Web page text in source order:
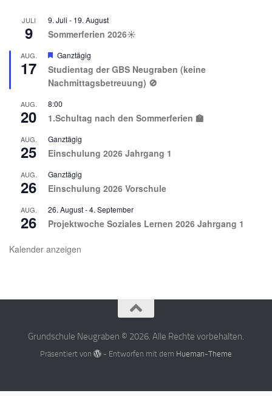
JULI
9
9. Juli - 19. August
Sommerferien 2026☀️
AUG.
17
Hervorgehoben
Ganztägig
Studientag der GBS Neugraben (keine
Nachmittagsbetreuung) 🚫
AUG.
20
8:00
1.Schultag nach den Sommerferien 🏫
AUG.
25
Ganztägig
Einschulung 2026 Jahrgang 1
AUG.
26
Ganztägig
Einschulung 2026 Vorschule
AUG.
26
26. August-4. September
Projektwoche Soziales Lernen 2026 Jahrgang 1
Kalender anzeigen
Grundschule Neugraben © 2026. Alle Rechte vorbehalten.
Präsentiert von - Entworfen mit dem Hueman-Theme